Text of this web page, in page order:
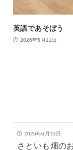
英語であそぼう
2026年5月11日
2026年6月13日
さといも畑の